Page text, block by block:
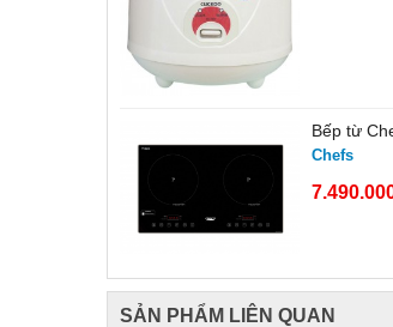
Bếp từ
Chefs
SẢN PHẨM LIÊN QUAN